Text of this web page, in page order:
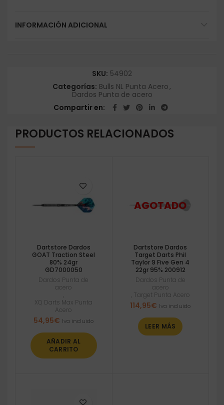
INFORMACIÓN ADICIONAL
SKU: 54902
Categorías: Bulls NL Punta Acero,
Dardos Punta de acero
Compartir en
PRODUCTOS RELACIONADOS
Dartstore Dardos
GOAT Traction Steel
80% 24gr
GD7000050
Dardos Punta de
acero
XQ Darts Max Punta
Acero
54,95€ Iva incluido
AÑADIR AL
CARRITO
Dartstore Dardos
Target Darts Phil
Taylor 9 Five Gen 4
22gr 95% 200912
Dardos Punta de
acero
Target Punta Acero
114,95€ Iva incluido
LEER MÁS